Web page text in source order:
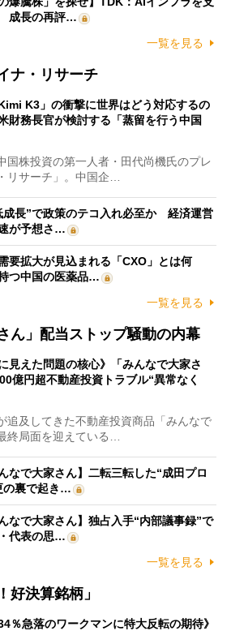
成長の再評…
一覧を見る
ナ・リサーチ
K3」の衝撃に世界はどう対応するの
務長官が検討する「蒸留を行う中国
株投資の第一人者・田代尚機氏のプレ
リサーチ」。中国企…
成長”で政策のテコ入れ必至か 経済運営
が予想さ…
要拡大が見込まれる「CXO」とは何
つ中国の医薬品…
一覧を見る
ん」配当ストップ騒動の内幕
に見えた問題の核心》「みんなで大家さ
億円超不動産投資トラブル“異常なく
及してきた不動産投資商品「みんなで
終局面を迎えている…
なで大家さん】二転三転した“成田プロ
の裏で起き…
なで大家さん】独占入手“内部議事録”で
代表の思…
一覧を見る
好決算銘柄」
％急落のワークマンに特大反転の期待》